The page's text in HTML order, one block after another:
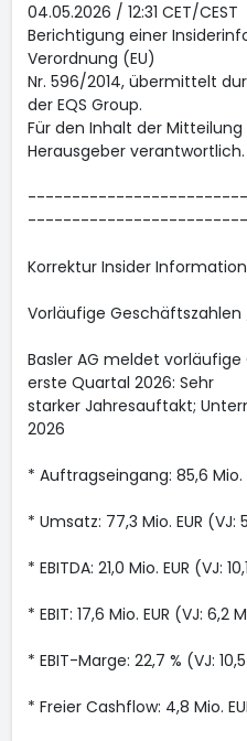
04.05.2026 / 12:31 CET/CEST
Berichtigung einer
Verordnung (EU)
Nr. 596/2014, übermittelt
der EQS Group.
Für den Inhalt der
Herausgeber verantwortlich.
Korrektur Insider Information
Vorläufige
Basler AG meldet
erste Quartal 2026: Sehr
starker Jahresauftakt;
2026
* Auftragseingang: 85,6 Mio.
* Umsatz: 77,3 Mio. EUR (VJ:
* EBITDA: 21,0 Mio. EUR (VJ:
* EBIT: 17,6 Mio. EUR (VJ: 6,2
* EBIT-Marge: 22,7 % (VJ:
* Freier Cashflow: 4,8 Mio.